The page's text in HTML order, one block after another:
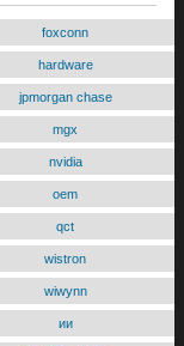
foxconn
hardware
jpmorgan chase
mgx
nvidia
oem
qct
wistron
wiwynn
ии